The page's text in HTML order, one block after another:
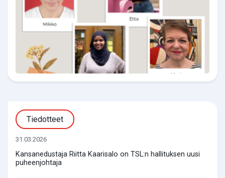
Tiedotteet
31.03.2026
Kansanedustaja Riitta Kaarisalo on TSL:n hallituksen uusi
puheenjohtaja